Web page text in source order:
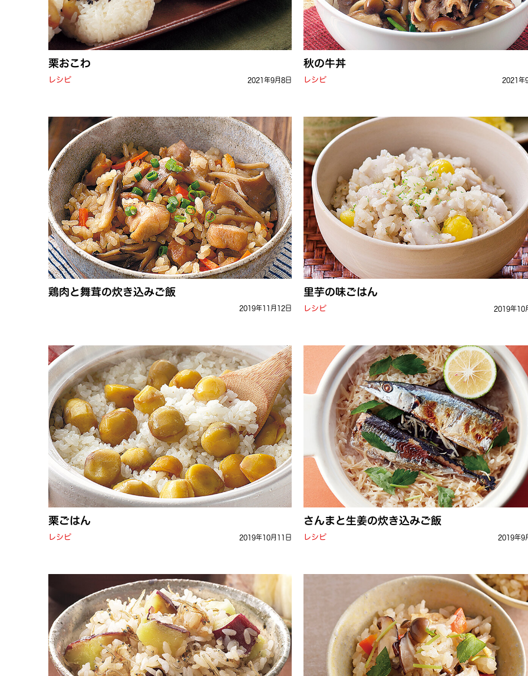
栗おこわ
レシピ 2021年9月8日
秋の牛丼
レシピ 2021年
鶏肉と舞茸の炊き込みご飯
2019年11月12日
里芋の味ごはん
レシピ 2019年10
栗ごはん
レシピ 2019年10月11日
さんまと生姜の炊き込みご飯
レシピ 2019年9